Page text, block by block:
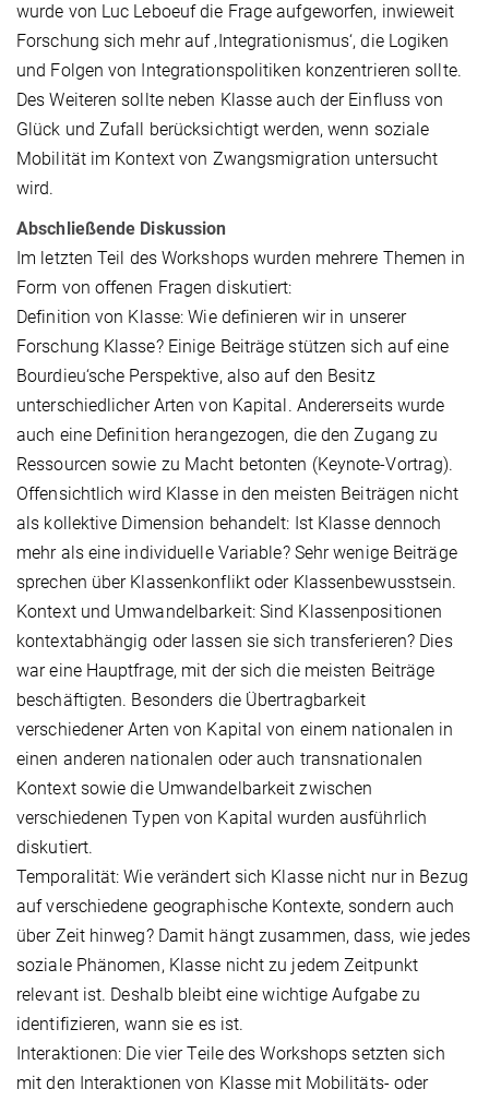
wurde von Luc Leboeuf die Frage aufgeworfen, inwieweit
Forschung sich mehr auf ‚Integrationismus‘, die Logiken
und Folgen von Integrationspolitiken konzentrieren sollte.
Des Weiteren sollte neben Klasse auch der Einfluss von
Glück und Zufall berücksichtigt werden, wenn soziale
Mobilität im Kontext von Zwangsmigration untersucht
wird.
Abschließende Diskussion
Im letzten Teil des Workshops wurden mehrere Themen in
Form von offenen Fragen diskutiert:
Definition von Klasse: Wie definieren wir in unserer
Forschung Klasse? Einige Beiträge stützen sich auf eine
Bourdieu‘sche Perspektive, also auf den Besitz
unterschiedlicher Arten von Kapital. Andererseits wurde
auch eine Definition herangezogen, die den Zugang zu
Ressourcen sowie zu Macht betonten (Keynote-Vortrag).
Offensichtlich wird Klasse in den meisten Beiträgen nicht
als kollektive Dimension behandelt: Ist Klasse dennoch
mehr als eine individuelle Variable? Sehr wenige Beiträge
sprechen über Klassenkonflikt oder Klassenbewusstsein.
Kontext und Umwandelbarkeit: Sind Klassenpositionen
kontextabhängig oder lassen sie sich transferieren? Dies
war eine Hauptfrage, mit der sich die meisten Beiträge
beschäftigten. Besonders die Übertragbarkeit
verschiedener Arten von Kapital von einem nationalen in
einen anderen nationalen oder auch transnationalen
Kontext sowie die Umwandelbarkeit zwischen
verschiedenen Typen von Kapital wurden ausführlich
diskutiert.
Temporalität: Wie verändert sich Klasse nicht nur in Bezug
auf verschiedene geographische Kontexte, sondern auch
über Zeit hinweg? Damit hängt zusammen, dass, wie jedes
soziale Phänomen, Klasse nicht zu jedem Zeitpunkt
relevant ist. Deshalb bleibt eine wichtige Aufgabe zu
identifizieren, wann sie es ist.
Interaktionen: Die vier Teile des Workshops setzten sich
mit den Interaktionen von Klasse mit Mobilitäts- oder